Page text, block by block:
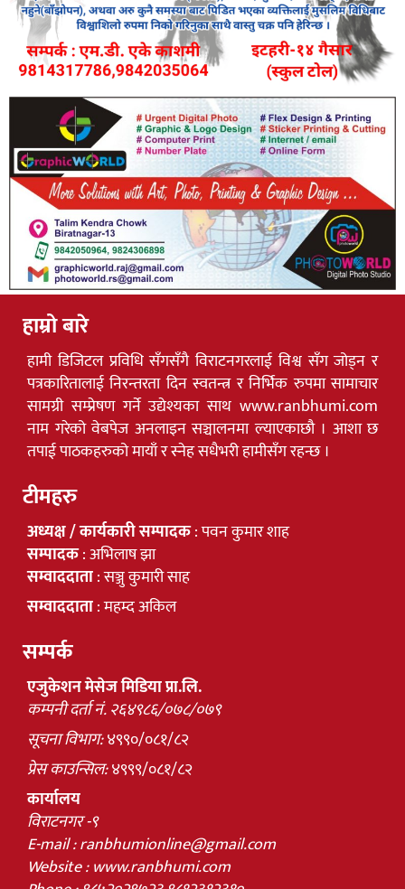
हाम्रो बारे
हामी डिजिटल प्रविधि सँगसँगै विराटनगरलाई विश्व सँग जोड्न र
पत्रकारितालाई निरन्तरता दिन स्वतन्त्र र निर्भिक रुपमा सामाचार
सामग्री सम्प्रेषण गर्ने उद्येश्यका साथ www.ranbhumi.com
नाम गरेको वेबपेज अनलाइन सञ्चालनमा ल्याएकाछौ । आशा छ
तपाई पाठकहरुको मायाँ र स्नेह सधैभरी हामीसँग रहन्छ ।
टीमहरु
अध्यक्ष / कार्यकारी सम्पादक: पवन कुमार शाह
सम्पादक: अभिलाष झा
सम्वाददाता: सञ्जु कुमारी साह
सम्वाददाता: महम्द अकिल
सम्पर्क
एजुकेशन मेसेज मिडिया प्रा.लि.
कम्पनी दर्ता नं. २६४९८६/०७८/०७९
सूचना विभाग:४९९०/०८१/८२
प्रेस काउन्सिल:४९९९/०८१/८२
कार्यालय
विराटनगर -९
E-mail :ranbhumionline@gmail.com
Website : www.ranbhumi.com